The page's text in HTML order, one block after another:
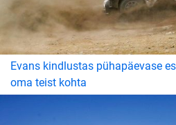
Evans kindlustas pühapäevase
oma teist kohta